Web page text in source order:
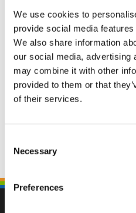
We use cookies to
provide social media
We also share information
our social media, advertising
may combine it with other
provided to them or that
of their services.
Selection
Necessary
Preferences
reageer.